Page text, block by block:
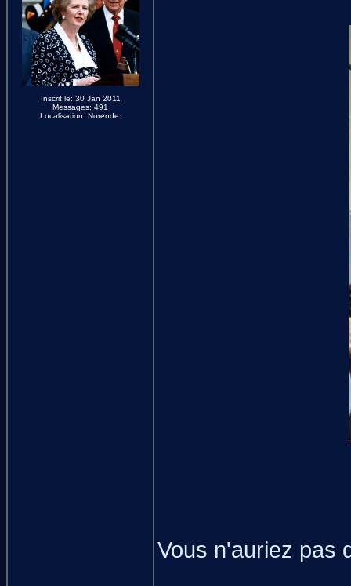
Inscrit le: 30 Jan 2011
Messages: 491
Localisation: Norende.
Vous n'auriez pas